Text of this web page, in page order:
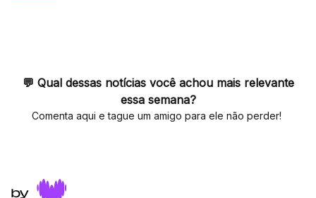
💬 Qual dessas notícias você achou mais relevante
essa semana?
Comenta aqui e tague um amigo para ele não perder!